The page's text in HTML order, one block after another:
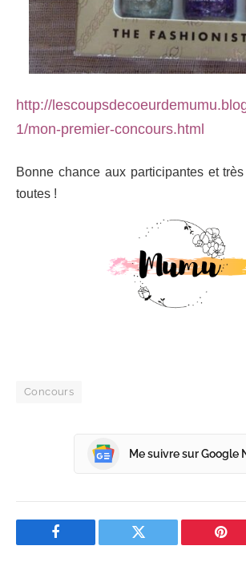
http://
1/mon-premier-concours.html
Bonne chance aux participantes et
toutes !
Concours
Me suivre sur Google
Facebook Twitter